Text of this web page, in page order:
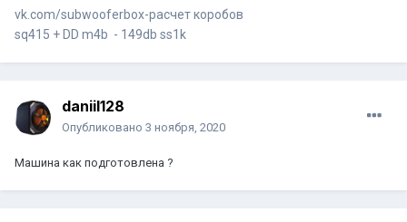
vk.com/subwooferbox-расчет коробов
sq415 + DD m4b - 149db ss1k
daniil128
Опубликовано 3 ноября, 2020
Машина как подготовлена ?